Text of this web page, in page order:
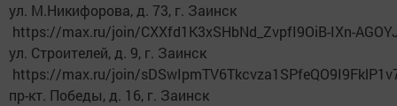
ул. М.Никифорова, д. 73, г. Заинск
https://max.ru/join/CXXfd1K3xSHbNd_ZvpfI9OiB-IXn-
ул. Строителей, д. 9, г. Заинск
https://max.ru/join/
пр-кт. Победы, д. 16, г. Заинск